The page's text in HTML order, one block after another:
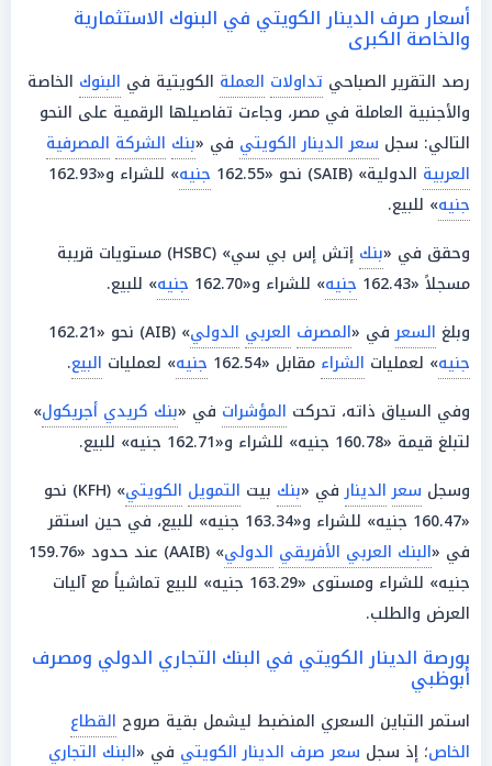
أسعار صرف الدينار الكويتي في البنوك الاستثمارية
والخاصة الكبرى
رصد التقرير الصباحي تداولات العملة الكويتية في البنوك الخاصة
والأجنبية العاملة في مصر، وجاءت تفاصيلها الرقمية على النحو
التالي: سجل سعر الدينار الكويتي في «بنك الشركة المصرفية
العربية الدولية» (SAIB) نحو «162.55 جنيه» للشراء و«162.93
جنيه» للبيع.
وحقق في «بنك
إتش إس بي سي» (HSBC) مستويات قريبة
مسجلاً «162.43
جنيه» للشراء و«162.70 جنيه» للبيع.
وبلغ السعرفي «المصرف العربي الدولي» (AIB) نحو «162.21
جنيه» لعمليات الشراء مقابل «162.54 جنيه» لعمليات البيع.
وفي السياق ذاته، تحركت المؤشرات في «بنك كريدي أجريكول»
لتبلغ قيمة «160.78 جنيه» للشراء و«162.71 جنيه» للبيع.
وسجل سعر الدينارفي «بنك بيت التمويل الكويتي
» (KFH) نحو
«160.47 جنيه» للشراء و«163.34 جنيه» للبيع، في حين استقر
في «البنك العربي الأفريقي الدولي
» (AAIB) عند حدود «159.76
جنيه» للشراء ومستوى «163.29 جنيه» للبيع تماشياً مع آليات
العرض والطلب.
بورصة الدينار الكويتي في البنك التجاري الدولي ومصرف
أبوظبي
استمر التباين السعري المنضبط ليشمل بقية صروح القطاع
الخاص؛ إذ سجل سعر صرف الدينار الكويتي في «البنك التجاري